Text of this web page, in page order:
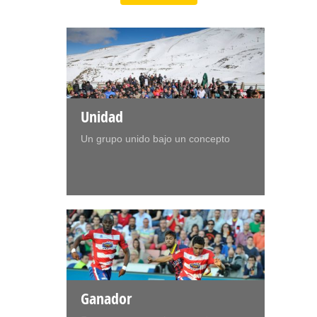
Unidad
Un grupo unido bajo un concepto
Ganador